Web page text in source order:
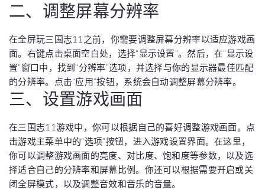
二、调整屏幕分辨率
在全屏玩三国志11之前，你需要调整屏幕分辨率以适应游戏画
面。右键点击桌面空白处，选择“显示设置”。然后，在“显示设
置”窗口中，找到“分辨率”选项，并选择与你的显示器最佳匹配
的分辨率。点击“应用”按钮，系统会自动调整屏幕分辨率。
三、设置游戏画面
在三国志11游戏中，你可以根据自己的喜好调整游戏画面。点
击游戏主菜单中的“选项”按钮，进入游戏设置界面。在这里，
你可以调整游戏画面的亮度、对比度、饱和度等参数，以及选
择适合自己的分辨率和屏幕比例。你还可以根据需要开启或关
闭全屏模式，以及调整音效和音乐的音量。